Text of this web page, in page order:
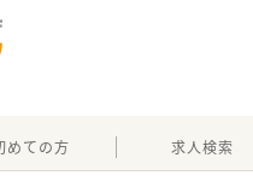
めての方 求人検索